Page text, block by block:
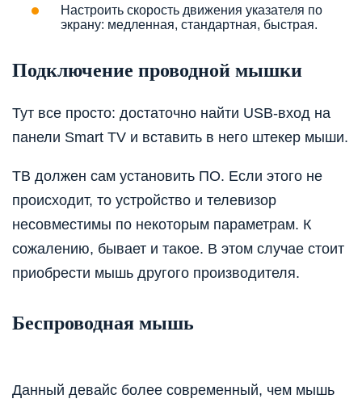
Настроить скорость движения указателя по
экрану: медленная, стандартная, быстрая.
Подключение проводной мышки
Тут все просто: достаточно найти USB-вход на
панели Smart TV и вставить в него штекер мыши.
ТВ должен сам установить ПО. Если этого не
происходит, то устройство и телевизор
несовместимы по некоторым параметрам. К
сожалению, бывает и такое. В этом случае стоит
приобрести мышь другого производителя.
Беспроводная мышь
Данный девайс более современный, чем мышь